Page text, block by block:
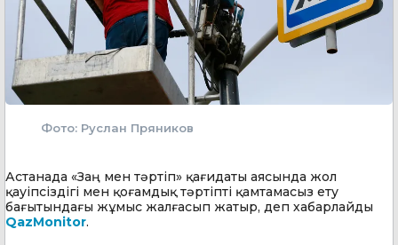
Фото: Руслан Пряников
Астанада «Заң мен тәртіп» қағидаты аясында жол
қауіпсіздігі мен қоғамдық тәртіпті қамтамасыз ету
бағытындағы жұмыс жалғасып жатыр, деп хабарлайды
QazMonitor.